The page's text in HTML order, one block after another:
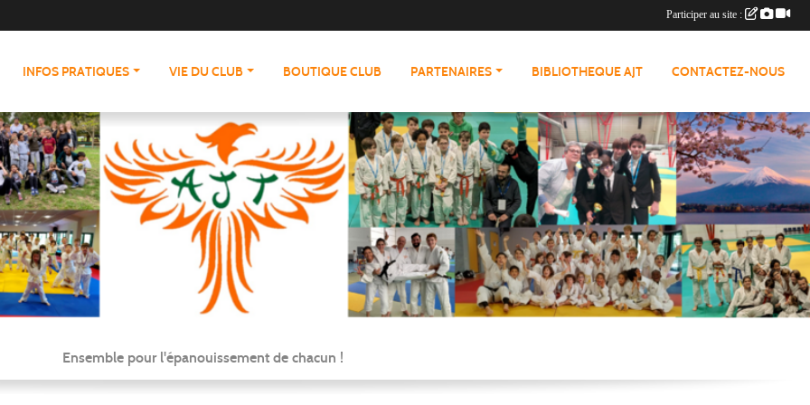
INFOS PRATIQUES VIE DU CLUB BOUTIQUE CLUB PARTENAIRES BIBLIOTHEQUE AJT CONTACTEZ-NOUS
Ensemble pour l'épanouissement de chacun !
Participer au site :